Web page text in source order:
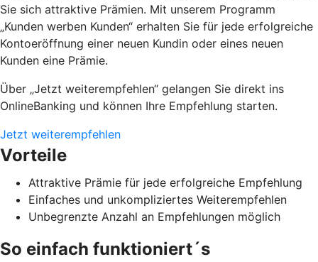
Sie sich attraktive Prämien. Mit unserem Programm
„Kunden werben Kunden“ erhalten Sie für jede erfolgreiche
Kontoeröffnung einer neuen Kundin oder eines neuen
Kunden eine Prämie.
Über „Jetzt weiterempfehlen“ gelangen Sie direkt ins
OnlineBanking und können Ihre Empfehlung starten.
Jetzt weiterempfehlen
Vorteile
Attraktive Prämie für jede erfolgreiche Empfehlung
Einfaches und unkompliziertes Weiterempfehlen
Unbegrenzte Anzahl an Empfehlungen möglich
So einfach funktioniert´s